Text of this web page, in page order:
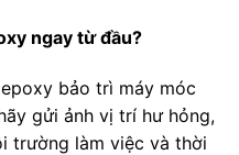
ngay từ đầu?
bảo trì máy móc
gửi ảnh vị trí hư hỏng,
trường làm việc và thời